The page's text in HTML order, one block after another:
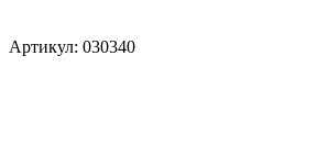
Артикул: 030340